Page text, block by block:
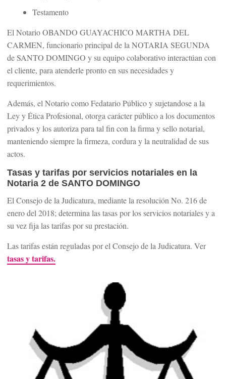
Testamento
El Notario OBANDO GUAYACHICO MARTHA DEL
CARMEN, funcionario principal de la NOTARIA SEGUNDA
de SANTO DOMINGO y su equipo colaborativo interactúan con
el cliente, para atenderle pronto en sus necesidades y
requerimientos.
Además, el Notario como Fedatario Público y sujetandose a la
Ley y Ética Profesional, otorga carácter público a los documentos
privados y los autoriza para tal fin con la firma y sello notarial,
manteniendo siempre la firmeza, cordura y la neutralidad de sus
actos.
Tasas y tarifas por servicios notariales en la
Notaria 2 de SANTO DOMINGO
El Consejo de la Judicatura, mediante la resolución No. 216 de
enero del 2018; determina las tasas por los servicios notariales y a
su vez fija las tarifas por su prestación.
Las tarifas están reguladas por el Consejo de la Judicatura. Ver
tasas y tarifas.